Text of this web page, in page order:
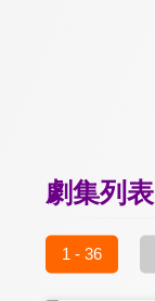
劇集列表
1 - 36